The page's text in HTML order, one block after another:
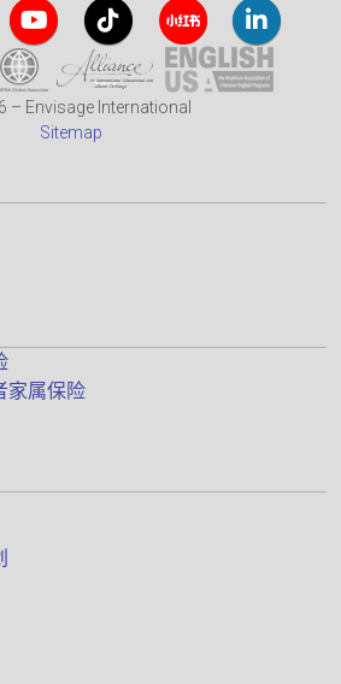
– Envisage International
Sitemap
家属保险